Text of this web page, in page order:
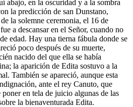
abajo, en la oscuridad y a la sombra
la predicción de san Dunstano,
la solemne ceremonia, el 16 de
a descansar en el Señor, cuando no
edad. Hay una tierna fábula donde se
poco después de su muerte,
nacido del que ella se había
la aparición de Edita sostuvo a la
También se apareció, aunque esta
ante el rey Canuto, que
en tela de juicio algunas de las
la bienaventurada Edita.